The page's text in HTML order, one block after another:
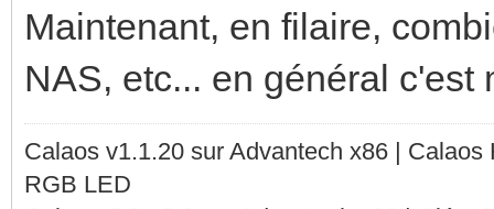
Maintenant, en filaire,
NAS, etc... en général
Calaos v1.1.20 sur Advantech x86 |
RGB LED